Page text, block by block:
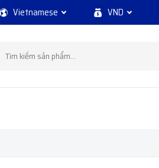
Vietnamese VND